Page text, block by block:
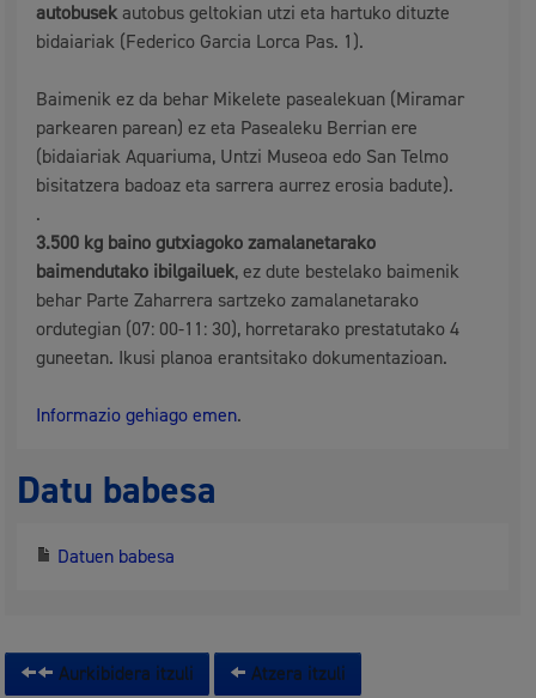
autobusekautobus geltokian utzi eta hartuko dituzte
bidaiariak (Federico Garcia Lorca Pas. 1).
Baimenik ez da behar Mikelete pasealekuan (Miramar
parkearen parean) ez eta Pasealeku Berrian ere
(bidaiariak Aquariuma, Untzi Museoa edo San Telmo
bisitatzera badoaz eta sarrera aurrez erosia badute).
.
3.500 kg baino gutxiagoko zamalanetarako
baimendutako ibilgailuek, ez dute bestelako baimenik
behar Parte Zaharrera sartzeko zamalanetarako
ordutegian (07: 00-11: 30), horretarako prestatutako 4
guneetan. Ikusi planoa erantsitako dokumentazioan.
Informazio gehiago emen.
Datu babesa
Datuen babesa
Aurkibidera itzuli Atzera itzuli